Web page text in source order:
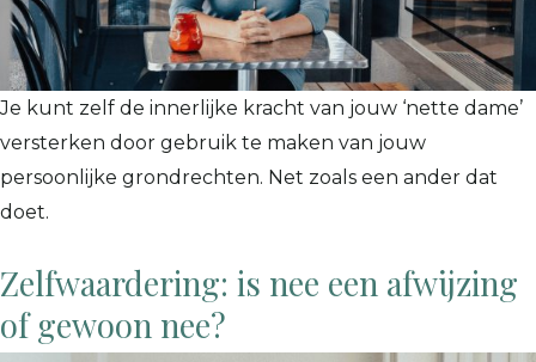
Je kunt zelf de innerlijke kracht van jouw ‘nette dame’
versterken door gebruik te maken van jouw
persoonlijke grondrechten. Net zoals een ander dat
doet.
Zelfwaardering: is nee een afwijzing
of gewoon nee?